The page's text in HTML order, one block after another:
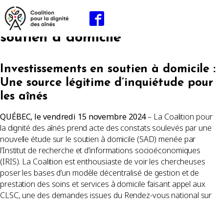
Nouvelle étude de l’IRIS sur le
soutien à domicile
Investissements en soutien à domicile :
Une source légitime d’inquiétude pour
les aînés
QUÉBEC, le vendredi 15 novembre 2024– La Coalition pour
la dignité des aînés prend acte des constats soulevés par une
nouvelle étude sur le soutien à domicile (SAD) menée par
l’Institut de recherche et d’informations socioéconomiques
(IRIS). La Coalition est enthousiaste de voir les chercheuses
poser les bases d’un modèle décentralisé de gestion et de
prestation des soins et services à domicile faisant appel aux
CLSC, une des demandes issues du Rendez-vous national sur